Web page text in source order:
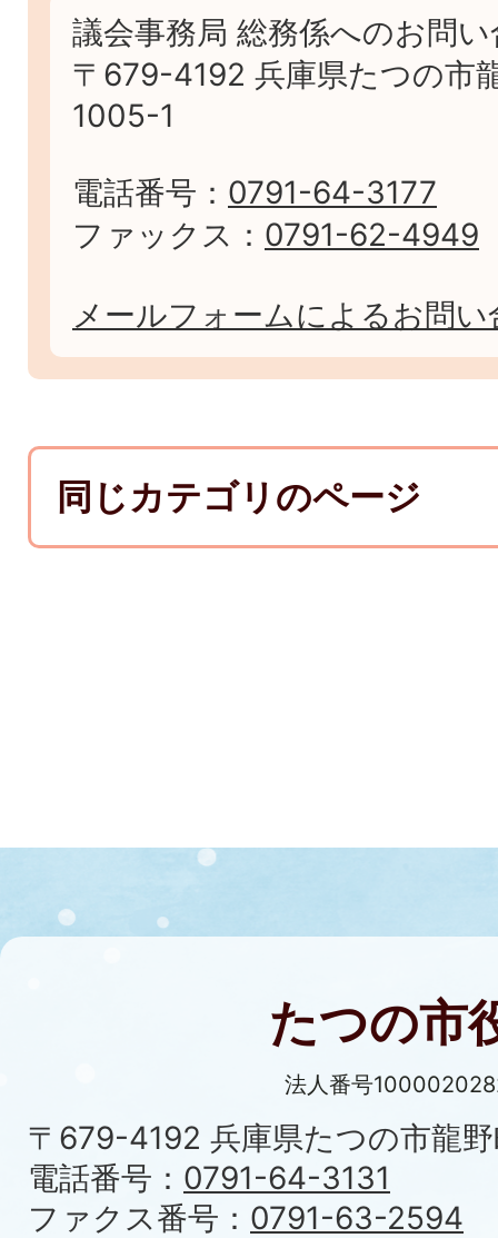
議会事務局 総務係へのお問
〒679-4192 兵庫県たつの市
1005-1
電話番号： 0791-64-3177
ファックス： 0791-62-4949
メールフォームによるお問い
同じカテゴリのページ
たつの市
法人番号
〒679-4192 兵庫県たつの市龍
電話番号： 0791-64-3131
ファクス番号： 0791-63-2594